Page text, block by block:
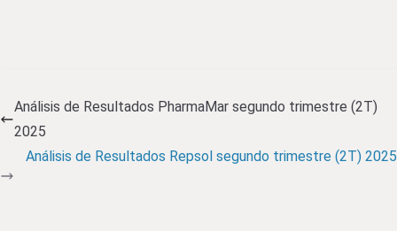
Análisis de Resultados PharmaMar segundo trimestre (2T)
2025
Análisis de Resultados Repsol segundo trimestre (2T) 2025